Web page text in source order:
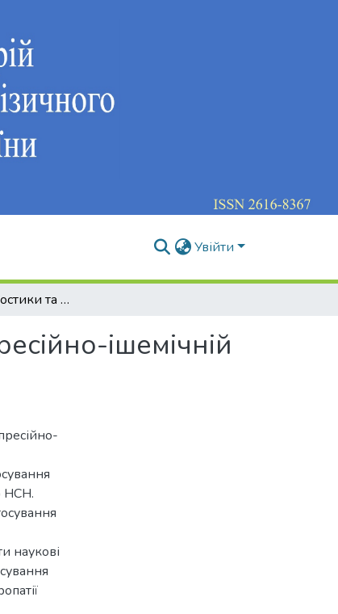
Увійти
Методи діагностики та фізичної терапії при компресійно-ішемічній невропатії сідничного нерва
ішемічній
НСН.
наукові